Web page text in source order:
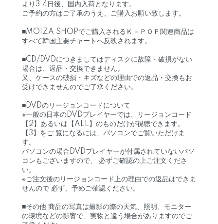
より3.4日後、国内入荷となります。
ご予約の方はご了承のうえ、ご購入お願い致します。
■MOIZA SHOPでご購入されるＫ－ＰＯＰ関連商品は
すべて韓国主要チャートへ反映されます。
■CD/DVDにつきましてはディスクに故障・破損がない
場合は、返品・交換できません。
又、ケースの破損・キズなどの理由での返品・交換もお
受けできませんのでご了承ください。
■DVDのリージョンコードについて
※一般の日本のDVDプレイヤーでは、リージョンコード
【2】あるいは【ALL】のものだけが視聴できます。
【3】をご 覧になるには、パソコンでご覧いただけま
す。
パソコンの場合DVDプレイヤーが付属されていないパソ
コンもございますので、 必ずご確認の上ご注文くださ
い。
※ご注文後のリージョンコード上の理由での返品はできま
せんので 必ず、予めご確認ください。
■その他 商品の写真は撮影の際の天気、照明、モニター
の環境などの影響で、実物と違う場合がありますのでご